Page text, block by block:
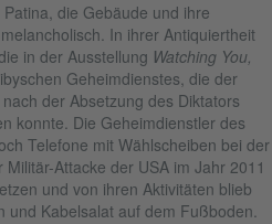
die Gebäude und ihre
In ihrer Antiquiertheit
in der Ausstellung Watching You,
Geheimdienstes, die der
der Absetzung des Diktators
konnte. Die Geheimdienstler des
Telefone mit Wählscheiben bei der
Attacke der USA im Jahr 2011
und von ihren Aktivitäten blieb
Kabelsalat auf dem Fußboden.